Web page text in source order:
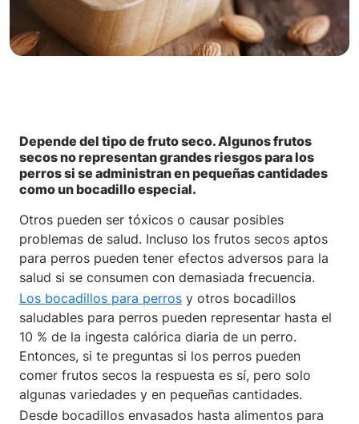
Depende del tipo de fruto seco. Algunos frutos
secos no representan grandes riesgos para los
perros si se administran en pequeñas cantidades
como un bocadillo especial.
Otros pueden ser tóxicos o causar posibles
problemas de salud. Incluso los frutos secos aptos
para perros pueden tener efectos adversos para la
salud si se consumen con demasiada frecuencia.
Los bocadillos para perros y otros bocadillos
saludables para perros pueden representar hasta el
10 % de la ingesta calórica diaria de un perro.
Entonces, si te preguntas si los perros pueden
comer frutos secos la respuesta es sí, pero solo
algunas variedades y en pequeñas cantidades.
Desde bocadillos envasados hasta alimentos para